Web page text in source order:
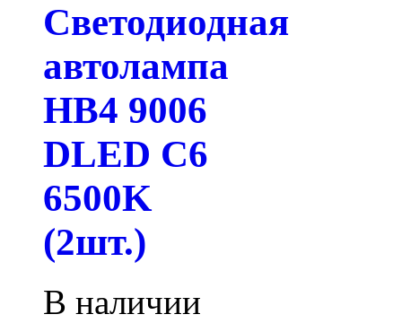
Светодиодная
автолампа
HB4 9006
DLED C6
6500K
(2шт.)
В наличии